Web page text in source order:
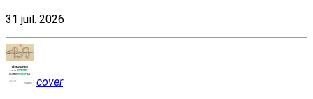
31 juil. 2026
cover